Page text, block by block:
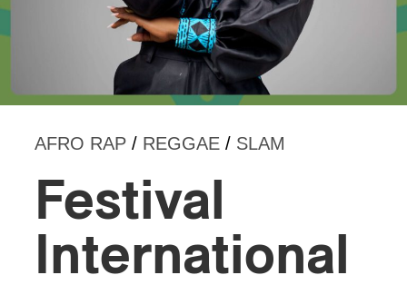
AFRO RAP / REGGAE / SLAM
Festival
International